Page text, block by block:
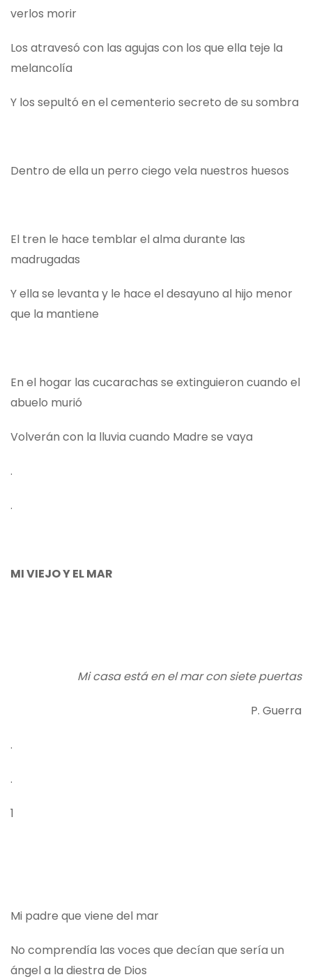
verlos morir
Los atravesó con las agujas con los que ella teje la
melancolía
Y los sepultó en el cementerio secreto de su sombra
Dentro de ella un perro ciego vela nuestros huesos
El tren le hace temblar el alma durante las
madrugadas
Y ella se levanta y le hace el desayuno al hijo menor
que la mantiene
En el hogar las cucarachas se extinguieron cuando el
abuelo murió
Volverán con la lluvia cuando Madre se vaya
.
.
MI VIEJO Y EL MAR
Mi casa está en el mar con siete puertas
P. Guerra
.
.
1
Mi padre que viene del mar
No comprendía las voces que decían que sería un
ángel a la diestra de Dios